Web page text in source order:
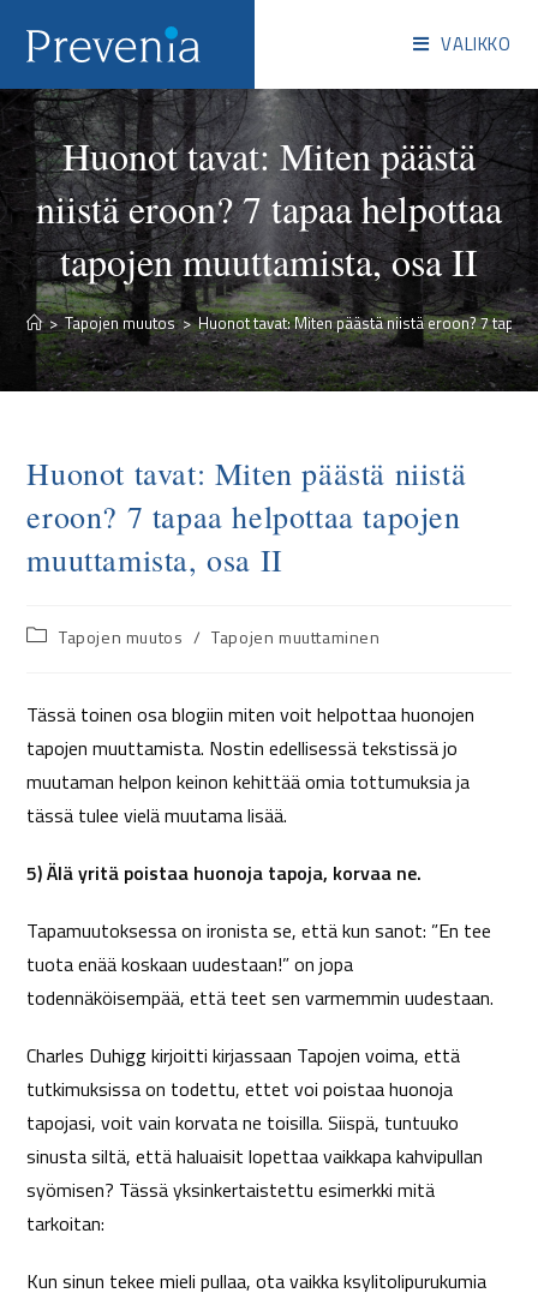
VALIKKO
Huonot tavat: Miten päästä
niistä eroon? 7 tapaa helpottaa
tapojen muuttamista, osa II
> Tapojen muutos > Huonot tavat: Miten päästä niistä eroon? 7
Huonot tavat: Miten päästä niistä
eroon? 7 tapaa helpottaa tapojen
muuttamista, osa II
Tapojen muutos / Tapojen muuttaminen
Tässä toinen osa blogiin miten voit helpottaa huonojen
tapojen muuttamista. Nostin edellisessä tekstissä jo
muutaman helpon keinon kehittää omia tottumuksia ja
tässä tulee vielä muutama lisää.
5) Älä yritä poistaa huonoja tapoja, korvaa ne.
Tapamuutoksessa on ironista se, että kun sanot: ”En tee
tuota enää koskaan uudestaan!” on jopa
todennäköisempää, että teet sen varmemmin uudestaan.
Charles Duhigg kirjoitti kirjassaan Tapojen voima, että
tutkimuksissa on todettu, ettet voi poistaa huonoja
tapojasi, voit vain korvata ne toisilla. Siispä, tuntuuko
sinusta siltä, että haluaisit lopettaa vaikkapa kahvipullan
syömisen? Tässä yksinkertaistettu esimerkki mitä
tarkoitan:
Kun sinun tekee mieli pullaa, ota vaikka ksylitolipurukumia